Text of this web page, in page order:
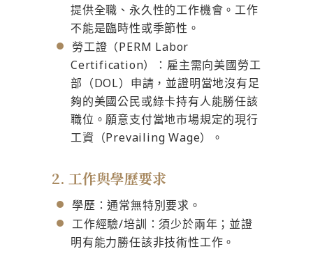
提供全職、永久性的工作機會。工作
不能是臨時性或季節性。
勞工證（PERM Labor
Certification）：雇主需向美國勞工
部（DOL）申請，並證明當地沒有足
夠的美國公民或綠卡持有人能勝任該
職位。願意支付當地市場規定的現行
工資（Prevailing Wage）。
2. 工作與學歷要求
學歷：通常無特別要求。
工作經驗/培訓：須少於兩年；並證
明有能力勝任該非技術性工作。